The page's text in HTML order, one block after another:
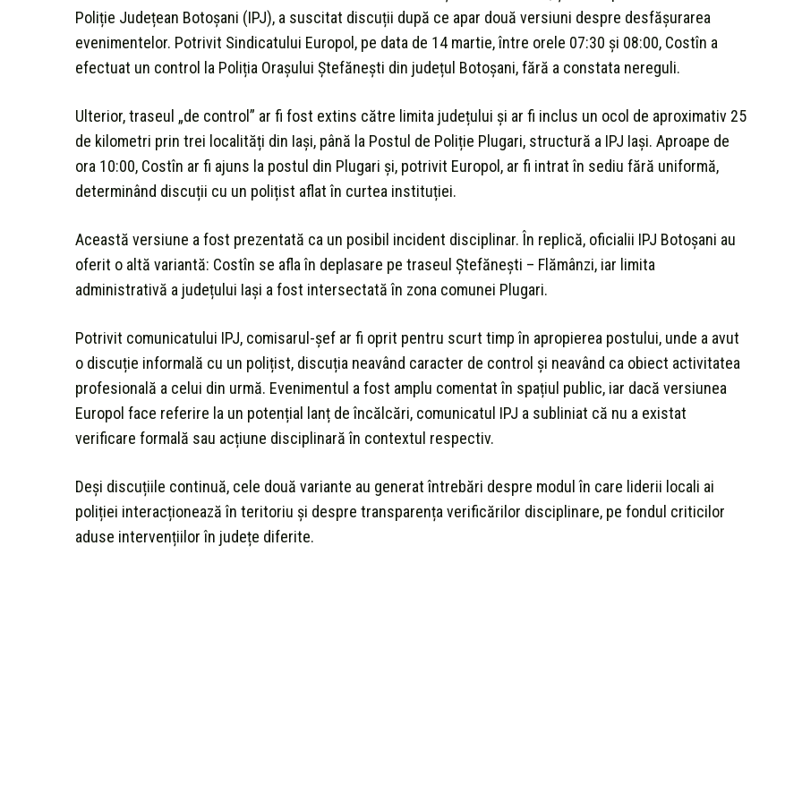
Poliție Județean Botoșani (IPJ), a suscitat discuții după ce apar două versiuni despre desfășurarea
evenimentelor. Potrivit Sindicatului Europol, pe data de 14 martie, între orele 07:30 și 08:00, Costîn a
efectuat un control la Poliția Orașului Ștefănești din județul Botoșani, fără a constata nereguli.
Ulterior, traseul „de control” ar fi fost extins către limita județului și ar fi inclus un ocol de aproximativ 25
de kilometri prin trei localități din Iași, până la Postul de Poliție Plugari, structură a IPJ Iași. Aproape de
ora 10:00, Costîn ar fi ajuns la postul din Plugari și, potrivit Europol, ar fi intrat în sediu fără uniformă,
determinând discuții cu un polițist aflat în curtea instituției.
Această versiune a fost prezentată ca un posibil incident disciplinar. În replică, oficialii IPJ Botoșani au
oferit o altă variantă: Costîn se afla în deplasare pe traseul Ștefănești – Flămânzi, iar limita
administrativă a județului Iași a fost intersectată în zona comunei Plugari.
Potrivit comunicatului IPJ, comisarul-șef ar fi oprit pentru scurt timp în apropierea postului, unde a avut
o discuție informală cu un polițist, discuția neavând caracter de control și neavând ca obiect activitatea
profesională a celui din urmă. Evenimentul a fost amplu comentat în spațiul public, iar dacă versiunea
Europol face referire la un potențial lanț de încălcări, comunicatul IPJ a subliniat că nu a existat
verificare formală sau acțiune disciplinară în contextul respectiv.
Deşi discuțiile continuă, cele două variante au generat întrebări despre modul în care liderii locali ai
poliției interacționează în teritoriu și despre transparența verificărilor disciplinare, pe fondul criticilor
aduse intervențiilor în județe diferite.